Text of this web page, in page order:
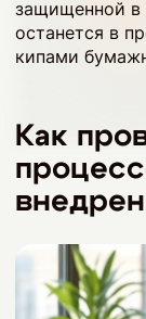
защищенной в
останется в
кипами
Как